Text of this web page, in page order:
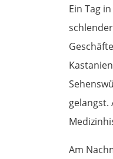
Ein Tag
Am